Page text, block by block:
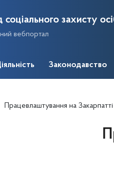
захисту
вебпортал
Законодавство
Працевлаштування на Закарпатті